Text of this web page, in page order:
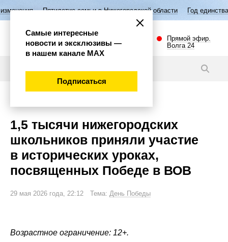
семьи в Нижегородской области Год единства народов
Прямой эфир.
Волга 24
1,5 тысячи нижегородских
школьников приняли участие
в исторических уроках,
посвященных Победе в ВОВ
29 мая 2026 года, 22:12 Тема: День Победы
Возрастное ограничение: 12+.
Самые интересные
новости и эксклюзивы —
в нашем канале МАХ
Подписаться